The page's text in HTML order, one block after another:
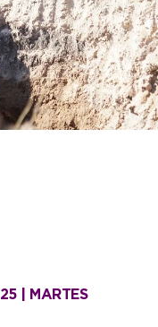
| MARTES